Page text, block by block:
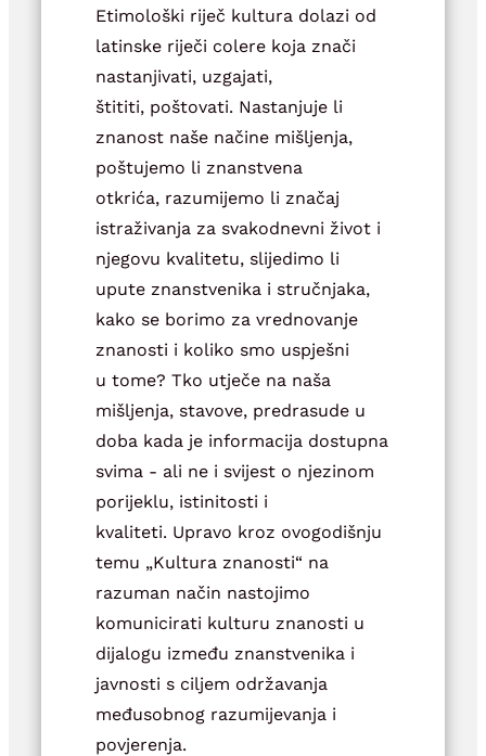
Etimološki riječ kultura dolazi od
latinske riječi colere koja znači
nastanjivati, uzgajati,
štititi, poštovati. Nastanjuje li
znanost naše načine mišljenja,
poštujemo li znanstvena
otkrića, razumijemo li značaj
istraživanja za svakodnevni život i
njegovu kvalitetu, slijedimo li
upute znanstvenika i stručnjaka,
kako se borimo za vrednovanje
znanosti i koliko smo uspješni
u tome? Tko utječe na naša
mišljenja, stavove, predrasude u
doba kada je informacija dostupna
svima ‐ ali ne i svijest o njezinom
porijeklu, istinitosti i
kvaliteti. Upravo kroz ovogodišnju
temu „Kultura znanosti“ na
razuman način nastojimo
komunicirati kulturu znanosti u
dijalogu između znanstvenika i
javnosti s ciljem održavanja
međusobnog razumijevanja i
povjerenja.